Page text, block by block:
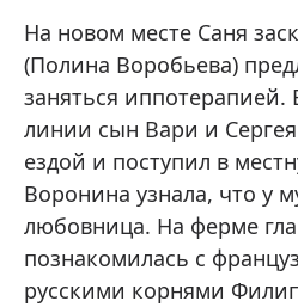
На новом месте Саня
(Полина Воробьева)
заняться
линии сын Вари и
ездой и поступил в
Воронина узнала, что у
любовница. На ферме
познакомилась с
русскими корнями